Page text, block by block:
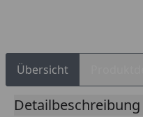
Übersicht
Detailbeschreibung